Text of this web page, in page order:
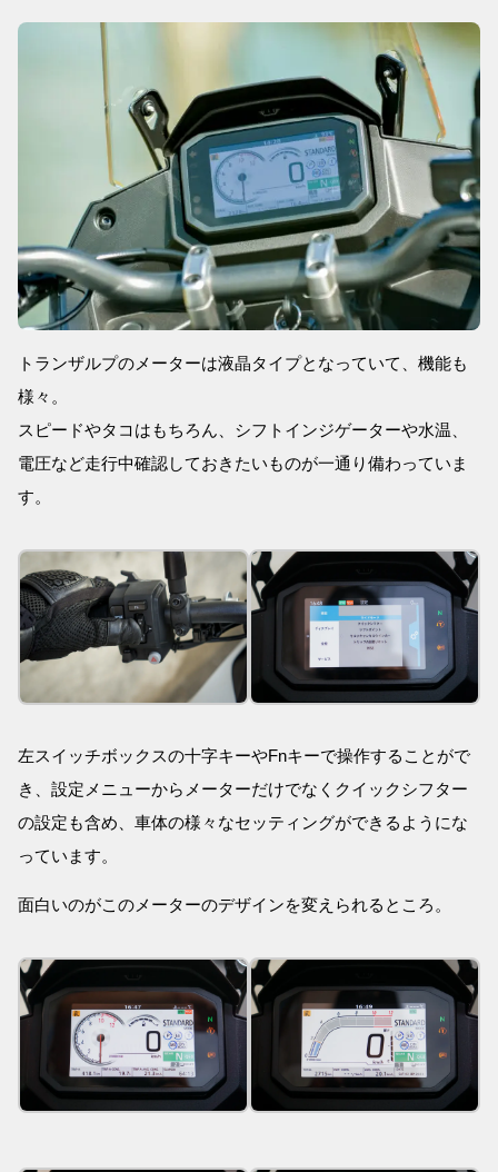
トランザルプのメーターは液晶タイプとなっていて、機能も
様々。
スピードやタコはもちろん、シフトインジゲーターや水温、
電圧など走行中確認しておきたいものが一通り備わっていま
す。
左スイッチボックスの十字キーやFnキーで操作することがで
き、設定メニューからメーターだけでなくクイックシフター
の設定も含め、車体の様々なセッティングができるようにな
っています。
面白いのがこのメーターのデザインを変えられるところ。